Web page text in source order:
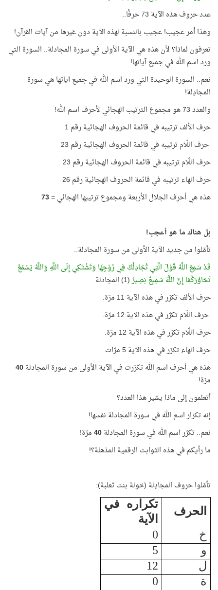
عدد حروف هذه الآية 73 حرفًا..
وهذا أمر عجيب! عجيب بالنسبة لهذه الآية دون غيرها من آيات القرآن!
تعرفون لماذا؟ لأن هذه هي الآية الأولى في سورة المجادلة.. السورة التي
ورد اسم الله في جميع آياتها!
نعم.. السورة الوحيدة التي ورد اسم الله في جميع آياتها هي سورة
المجادِلة!
والعدد 73 هو مجموع الترتيب الهجائي لأحرف اسم الله!
حرف الألف ترتيبه في قائمة الحروف الهجائية رقم 1
حرف اللّام ترتيبه في قائمة الحروف الهجائية رقم 23
حرف اللّام ترتيبه في قائمة الحروف الهجائية رقم 23
حرف الهاء ترتيبه في قائمة الحروف الهجائية رقم 26
هذه هي أحرف الجلال الأربعة ومجموع ترتيبها الهجائي =73
بل هناك ما هو أعجب!
تأمّلوا من جديد الآية الأولى من سورة المجادلة..
قَدْ سَمِعَ اللَّهُ قَوْلَ الَّتِي تُجَادِلُكَ فِي زَوْجِهَا وَتَشْتَكِي إِلَى اللَّهِ وَاللَّهُ يَسْمَعُ
تَحَاوُرَكُمَا إِنَّ اللَّهَ سَمِيعٌ بَصِيرٌ(1) المجادلة
حرف الألف تكرّر في هذه الآية 11 مرّة.
حرف اللّام تكرّر في هذه الآية 12 مرّة.
حرف اللّام تكرّر في هذه الآية 12 مرّة.
حرف الهاء تكرّر في هذه الآية 5 مرّات.
هذه هي أحرف اسم الله تكرّرت في الآية الأولى من سورة المجادلة40
مرّة!
أتعلمون إلى ماذا يشير هذا العدد؟
إنه تكرار اسم الله في سورة المجادلة نفسها!
نعم.. تكرّر اسم الله في سورة المجادلة40مرّة!
ما رأيكم في هذه الثوابت الرقمية المذهلة؟!
تأمّلوا حروف المجادِلة (خولة بنت ثعلبة):
الحرف
تكراره في
الآية
خ
0
و
5
ل
12
ة
0